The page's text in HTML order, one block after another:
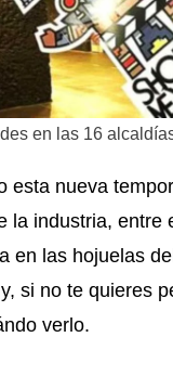
en las 16
esta nueva
la industria, entre
en las hojuelas
si no te quieres
verlo.